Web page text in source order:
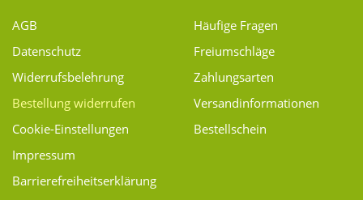
AGB
Datenschutz
Widerrufsbelehrung
Bestellung widerrufen
Cookie-Einstellungen
Impressum
Barrierefreiheitserklärung
Häufige Fragen
Freiumschläge
Zahlungsarten
Versand­informationen
Bestellschein